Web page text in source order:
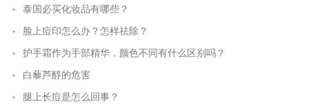
泰国必买化妆品有哪些？
脸上痘印怎么办？怎样祛除？
护手霜作为手部精华，颜色不同有什么区别吗？
白藜芦醇的危害
腿上长痘是怎么回事？